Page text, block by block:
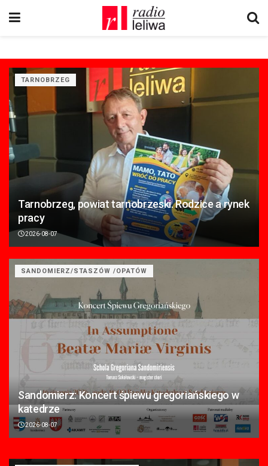
TARNOBRZEG
Tarnobrzeg, powiat tarnobrzeski. Rodzice a rynek
pracy
2026-08-07
SANDOMIERZ/STASZÓW /OPATÓW
Sandomierz: Koncert śpiewu gregoriańskiego w
katedrze
2026-08-07